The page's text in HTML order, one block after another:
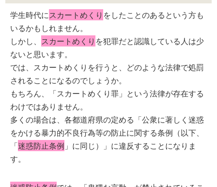
学生時代にスカートめくり をしたことのあるという方も
いるかもしれません。
しかし、 スカートめくり を犯罪だと認識している人は少
ないと思います。
では、スカートめくりを行うと、どのような法律で処罰
されることになるのでしょうか。
もちろん、「スカートめくり罪」という法律が存在する
わけではありません。
多くの場合は、各都道府県の定める「公衆に著しく迷惑
をかける暴力的不良行為等の防止に関する条例（以下、
「迷惑防止条例 」に同じ）」に違反することになりま
す。